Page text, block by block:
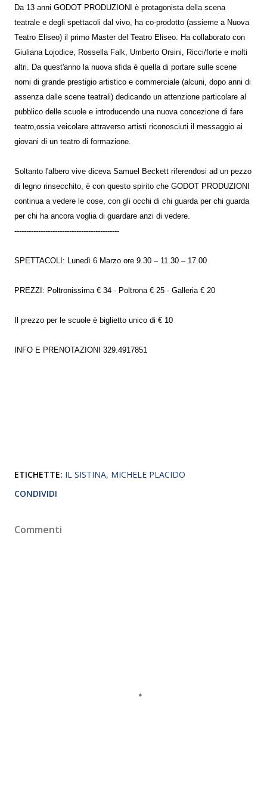
Da 13 anni GODOT PRODUZIONI è protagonista della scena
teatrale e degli spettacoli dal vivo, ha co-prodotto (assieme a Nuova
Teatro Eliseo) il primo Master del Teatro Eliseo. Ha collaborato con
Giuliana Lojodice, Rossella Falk, Umberto Orsini, Ricci/forte e molti
altri. Da quest'anno la nuova sfida è quella di portare sulle scene
nomi di grande prestigio artistico e commerciale (alcuni, dopo anni di
assenza dalle scene teatrali) dedicando un attenzione particolare al
pubblico delle scuole e introducendo una nuova concezione di fare
teatro,ossia veicolare attraverso artisti riconosciuti il messaggio ai
giovani di un teatro di formazione.
Soltanto l'albero vive diceva Samuel Beckett riferendosi ad un pezzo
di legno rinsecchito, è con questo spirito che GODOT PRODUZIONI
continua a vedere le cose, con gli occhi di chi guarda per chi guarda
per chi ha ancora voglia di guardare anzi di vedere.
--------------------------------------------
SPETTACOLI: Lunedì 6 Marzo ore 9.30 – 11.30 – 17.00
PREZZI: Poltronissima € 34 - Poltrona € 25 - Galleria € 20
Il prezzo per le scuole è biglietto unico di € 10
INFO E PRENOTAZIONI 329.4917851
ETICHETTE: IL SISTINA MICHELE PLACIDO
CONDIVIDI
Commenti